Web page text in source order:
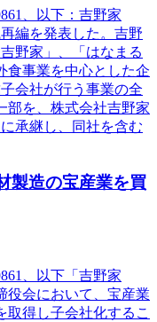
、以下：吉野家
編を発表した。吉野
野家」、「はなまる
食事業を中心とした企
会社が行う事業の全
部を、株式会社吉野家
承継し、同社を含む
製造の宝産業を買
、以下「吉野家
役会において、宝産業
取得し子会社化するこ